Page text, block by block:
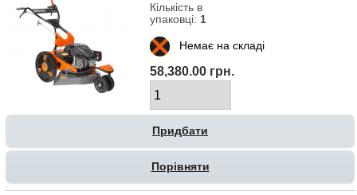
Кількість в
упаковці: 1
Немає на складі
58,380.00 грн.
Порівняти